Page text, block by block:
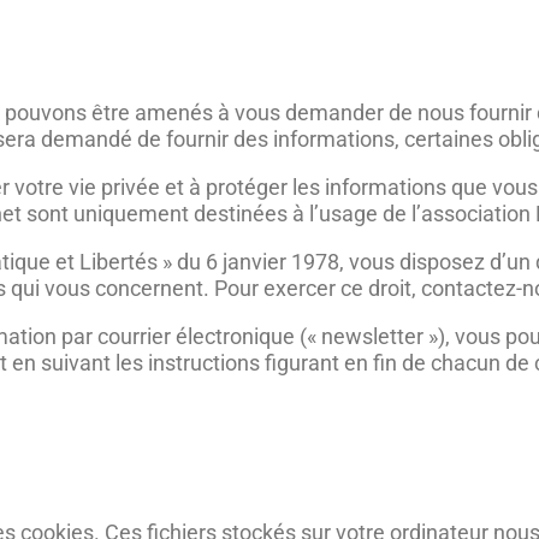
être amenés à vous demander de nous
demandé de fournir des informations, certaines
votre vie privée et à protéger les informations que
sont uniquement destinées à l’usage de l’association
et Libertés » du 6 janvier 1978, vous disposez
vous concernent. Pour exercer ce droit, contactez-
par courrier électronique (« newsletter »), vous
suivant les instructions figurant en fin de chacun
cookies. Ces fichiers stockés sur votre ordinateur